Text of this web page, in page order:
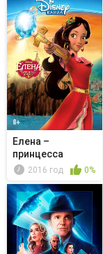
Елена –
принцесса
Авалора -
2016 год 0%